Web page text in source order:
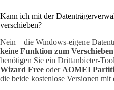
Kann ich mit der
verschieben?
Nein – die Windows-eigene
keine Funktion zum
benötigen Sie ein Drittanbieter-
Wizard Free oder AOMEI
die beide kostenlose Versionen